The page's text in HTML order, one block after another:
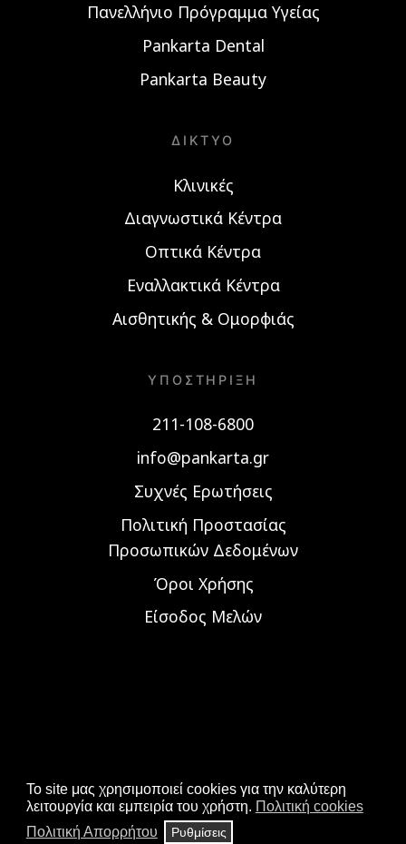
To site μας χρησιμοποιεί cookies για την καλύτερη
λειτουργία και εμπειρία του χρήστη. Πολιτική cookies
Πολιτική Απορρήτου
Ρυθμίσεις
Πανελλήνιο Πρόγραμμα Υγείας
Pankarta Dental
Pankarta Beauty
ΔΊΚΤΥΟ
Κλινικές
Διαγνωστικά Κέντρα
Οπτικά Κέντρα
Εναλλακτικά Κέντρα
Αισθητικής & Ομορφιάς
ΥΠΟΣΤΉΡΙΞΗ
211-108-6800
info@pankarta.gr
Συχνές Ερωτήσεις
Πολιτική Προστασίας
Προσωπικών Δεδομένων
Όροι Χρήσης
Είσοδος Μελών